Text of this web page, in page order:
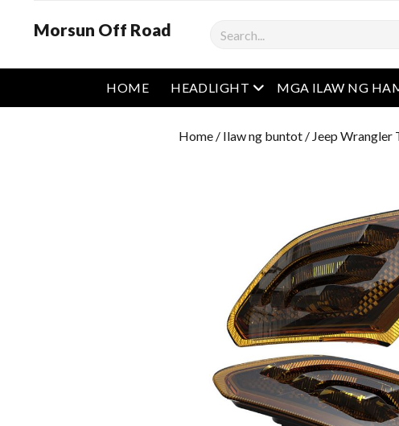
Morsun Off Road Maghanap
HOME HEADLIGHT Buksan ang menu
MGA ILAW NG
Home / Ilaw ng buntot / Jeep Wrangler